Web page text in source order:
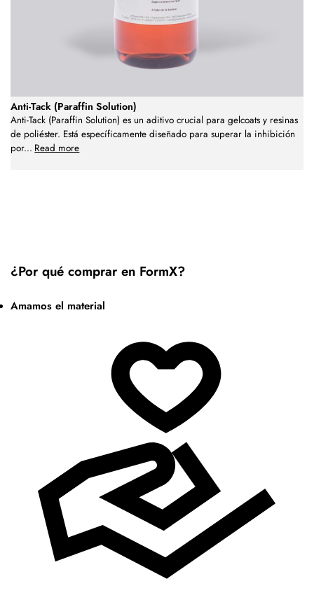
Anti-Tack (Paraffin Solution)
Anti-Tack (Paraffin Solution) es un aditivo crucial para gelcoats y resinas
de poliéster. Está específicamente diseñado para superar la inhibición
por... Read more
¿Por qué comprar en FormX?
Amamos el material